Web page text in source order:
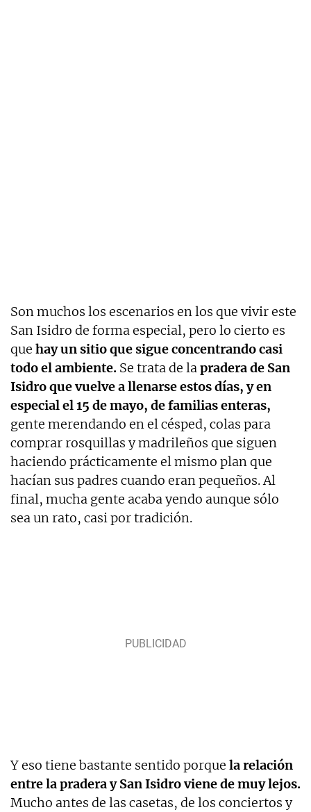
Son muchos los escenarios en los que vivir este
San Isidro de forma especial, pero lo cierto es
que hay un sitio que sigue concentrando casi
todo el ambiente. Se trata de lapradera de San
Isidro que vuelve a llenarse estos días, y en
especial el 15 de mayo, de familias enteras,
gente merendando en el césped, colas para
comprar rosquillas y madrileños que siguen
haciendo prácticamente el mismo plan que
hacían sus padres cuando eran pequeños. Al
final, mucha gente acaba yendo aunque sólo
sea un rato, casi por tradición.
Y eso tiene bastante sentido porque la relación
entre la pradera y San Isidro viene de muy lejos.
Mucho antes de las casetas, de los conciertos y